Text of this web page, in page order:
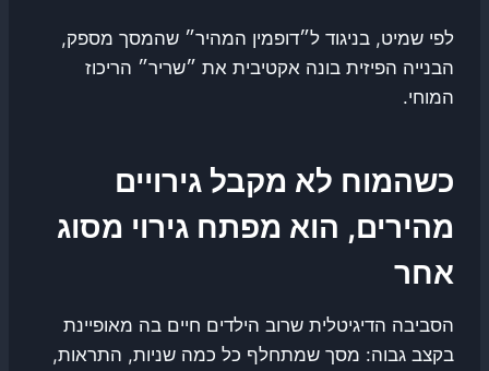
לפי שמיט, בניגוד ל״דופמין המהיר״ שהמסך מספק,
הבנייה הפיזית בונה אקטיבית את ״שריר״ הריכוז
המוחי.
כשהמוח לא מקבל גירויים
מהירים, הוא מפתח גירוי מסוג
אחר
הסביבה הדיגיטלית שרוב הילדים חיים בה מאופיינת
בקצב גבוה: מסך שמתחלף כל כמה שניות, התראות,